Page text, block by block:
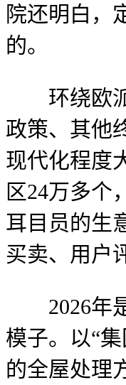
院还明白，
的。
环绕欧派
政策、其他
现代化程度
区24万多个
耳目员的生
买卖、用户
2026年是
模子。以“
的全屋处理